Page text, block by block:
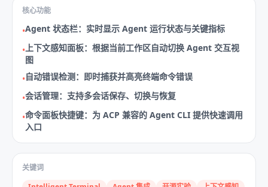
核心功能
•Agent 状态栏：实时显示 Agent 运行状态与关键指标
•上下文感知面板：根据当前工作区自动切换 Agent 交互视
图
•自动错误检测：即时捕获并高亮终端命令错误
•会话管理：支持多会话保存、切换与恢复
•命令面板快捷键：为 ACP 兼容的 Agent CLI 提供快速调用
入口
关键词